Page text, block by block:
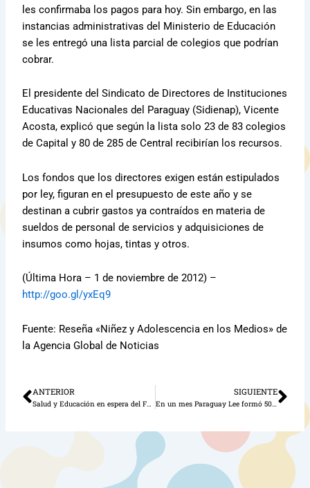
les confirmaba los pagos para hoy. Sin embargo, en las
instancias administrativas del Ministerio de Educación
se les entregó una lista parcial de colegios que podrían
cobrar.
El presidente del Sindicato de Directores de Instituciones
Educativas Nacionales del Paraguay (Sidienap), Vicente
Acosta, explicó que según la lista solo 23 de 83 colegios
de Capital y 80 de 285 de Central recibirían los recursos.
Los fondos que los directores exigen están estipulados
por ley, figuran en el presupuesto de este año y se
destinan a cubrir gastos ya contraídos en materia de
sueldos de personal de servicios y adquisiciones de
insumos como hojas, tintas y otros.
(Última Hora – 1 de noviembre de 2012) –
http://goo.gl/yxEq9
Fuente: Reseña «Niñez y Adolescencia en los Medios» de
la Agencia Global de Noticias
Ant
ANTERIOR
Salud y Educación en espera del Fonacide
SIGUIENTE
En un mes Paraguay Lee formó 50 academias literarias